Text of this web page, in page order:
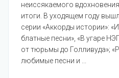
неиссякаемого
итоги. В уходящем году
серии «Аккорды истории»:
блатные песни», «В угаре
от тюрьмы до Голливуда»;
любимые песни и ...